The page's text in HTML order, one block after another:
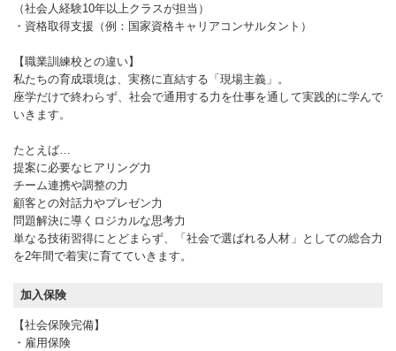
（社会人経験10年以上クラスが担当）
・資格取得支援（例：国家資格キャリアコンサルタント）
【職業訓練校との違い】
私たちの育成環境は、実務に直結する「現場主義」。
座学だけで終わらず、社会で通用する力を仕事を通して実践的に学んで
いきます。
たとえば…
提案に必要なヒアリング力
チーム連携や調整の力
顧客との対話力やプレゼン力
問題解決に導くロジカルな思考力
単なる技術習得にとどまらず、「社会で選ばれる人材」としての総合力
を2年間で着実に育てていきます。
加入保険
【社会保険完備】
・雇用保険